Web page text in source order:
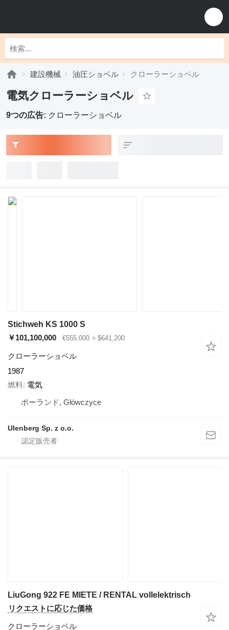
建設機械 油圧ショベル クローラーショベル
電気クローラーショベル
9つの広告: クローラーショベル
Stichweh KS 1000 S
￥101,100,000
€555,000 ≈ $641,200
クローラーショベル
1987
燃料 電気
ポーランド, Główczyce
Ulenberg Sp. z o.o.
LiuGong 922 FE MIETE / RENTAL vollelektrisch
リクエストに応じた価格
クローラーショベル